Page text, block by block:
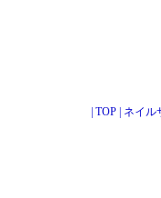
TOP ネイル